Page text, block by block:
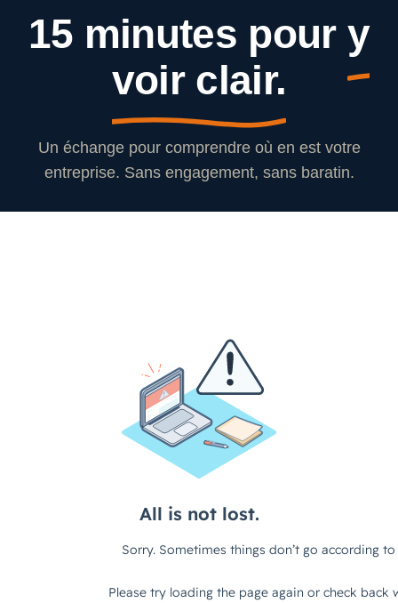
15 minutes pour y
voir clair.
Un échange pour comprendre où en est votre
entreprise. Sans engagement, sans baratin.